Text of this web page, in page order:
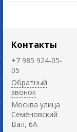
Контакты
+7 985 924-05-
05
Обратный
звонок
Москва улица
Семёновский
Вал, 6А